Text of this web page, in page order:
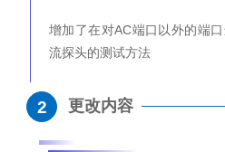
增加了在对AC端口以外的端
流探头的测试方法
2 更改内容